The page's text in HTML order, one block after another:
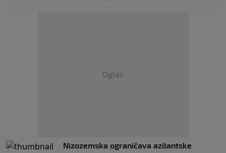
Oglas
Nizozemska ograničava azilantske